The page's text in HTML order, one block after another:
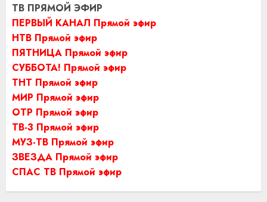
ТВ ПРЯМОЙ ЭФИР
ПЕРВЫЙ КАНАЛ Прямой эфир
НТВ Прямой эфир
ПЯТНИЦА Прямой эфир
СУББОТА! Прямой эфир
ТНТ Прямой эфир
МИР Прямой эфир
ОТР Прямой эфир
ТВ-3 Прямой эфир
МУЗ-ТВ Прямой эфир
ЗВЕЗДА Прямой эфир
СПАС ТВ Прямой эфир